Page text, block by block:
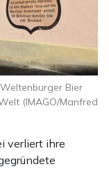
verliert ihre
Bier
(IMAGO/Manfred